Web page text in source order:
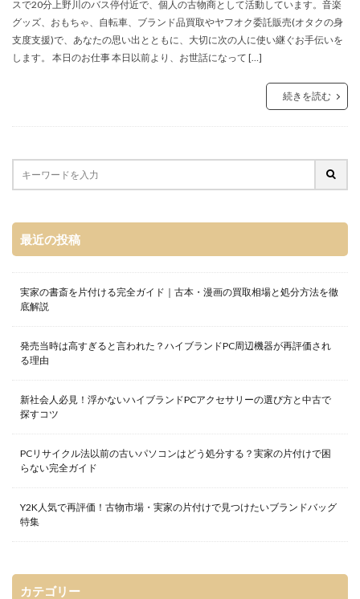
スで20分上野川のバス停付近で、個人の古物商として活動しています。音楽
グッズ、おもちゃ、自転車、ブランド品買取やヤフオク委託販売(オタクの身
支度支援)で、あなたの思い出とともに、大切に次の人に使い継ぐお手伝いを
します。 本日のお仕事 本日以前より、お世話になって […]
続きを読む
最近の投稿
実家の書斎を片付ける完全ガイド｜古本・漫画の買取相場と処分方法を徹
底解説
発売当時は高すぎると言われた？ハイブランドPC周辺機器が再評価され
る理由
新社会人必見！浮かないハイブランドPCアクセサリーの選び方と中古で
探すコツ
PCリサイクル法以前の古いパソコンはどう処分する？実家の片付けで困
らない完全ガイド
Y2K人気で再評価！古物市場・実家の片付けで見つけたいブランドバッグ
特集
カテゴリー